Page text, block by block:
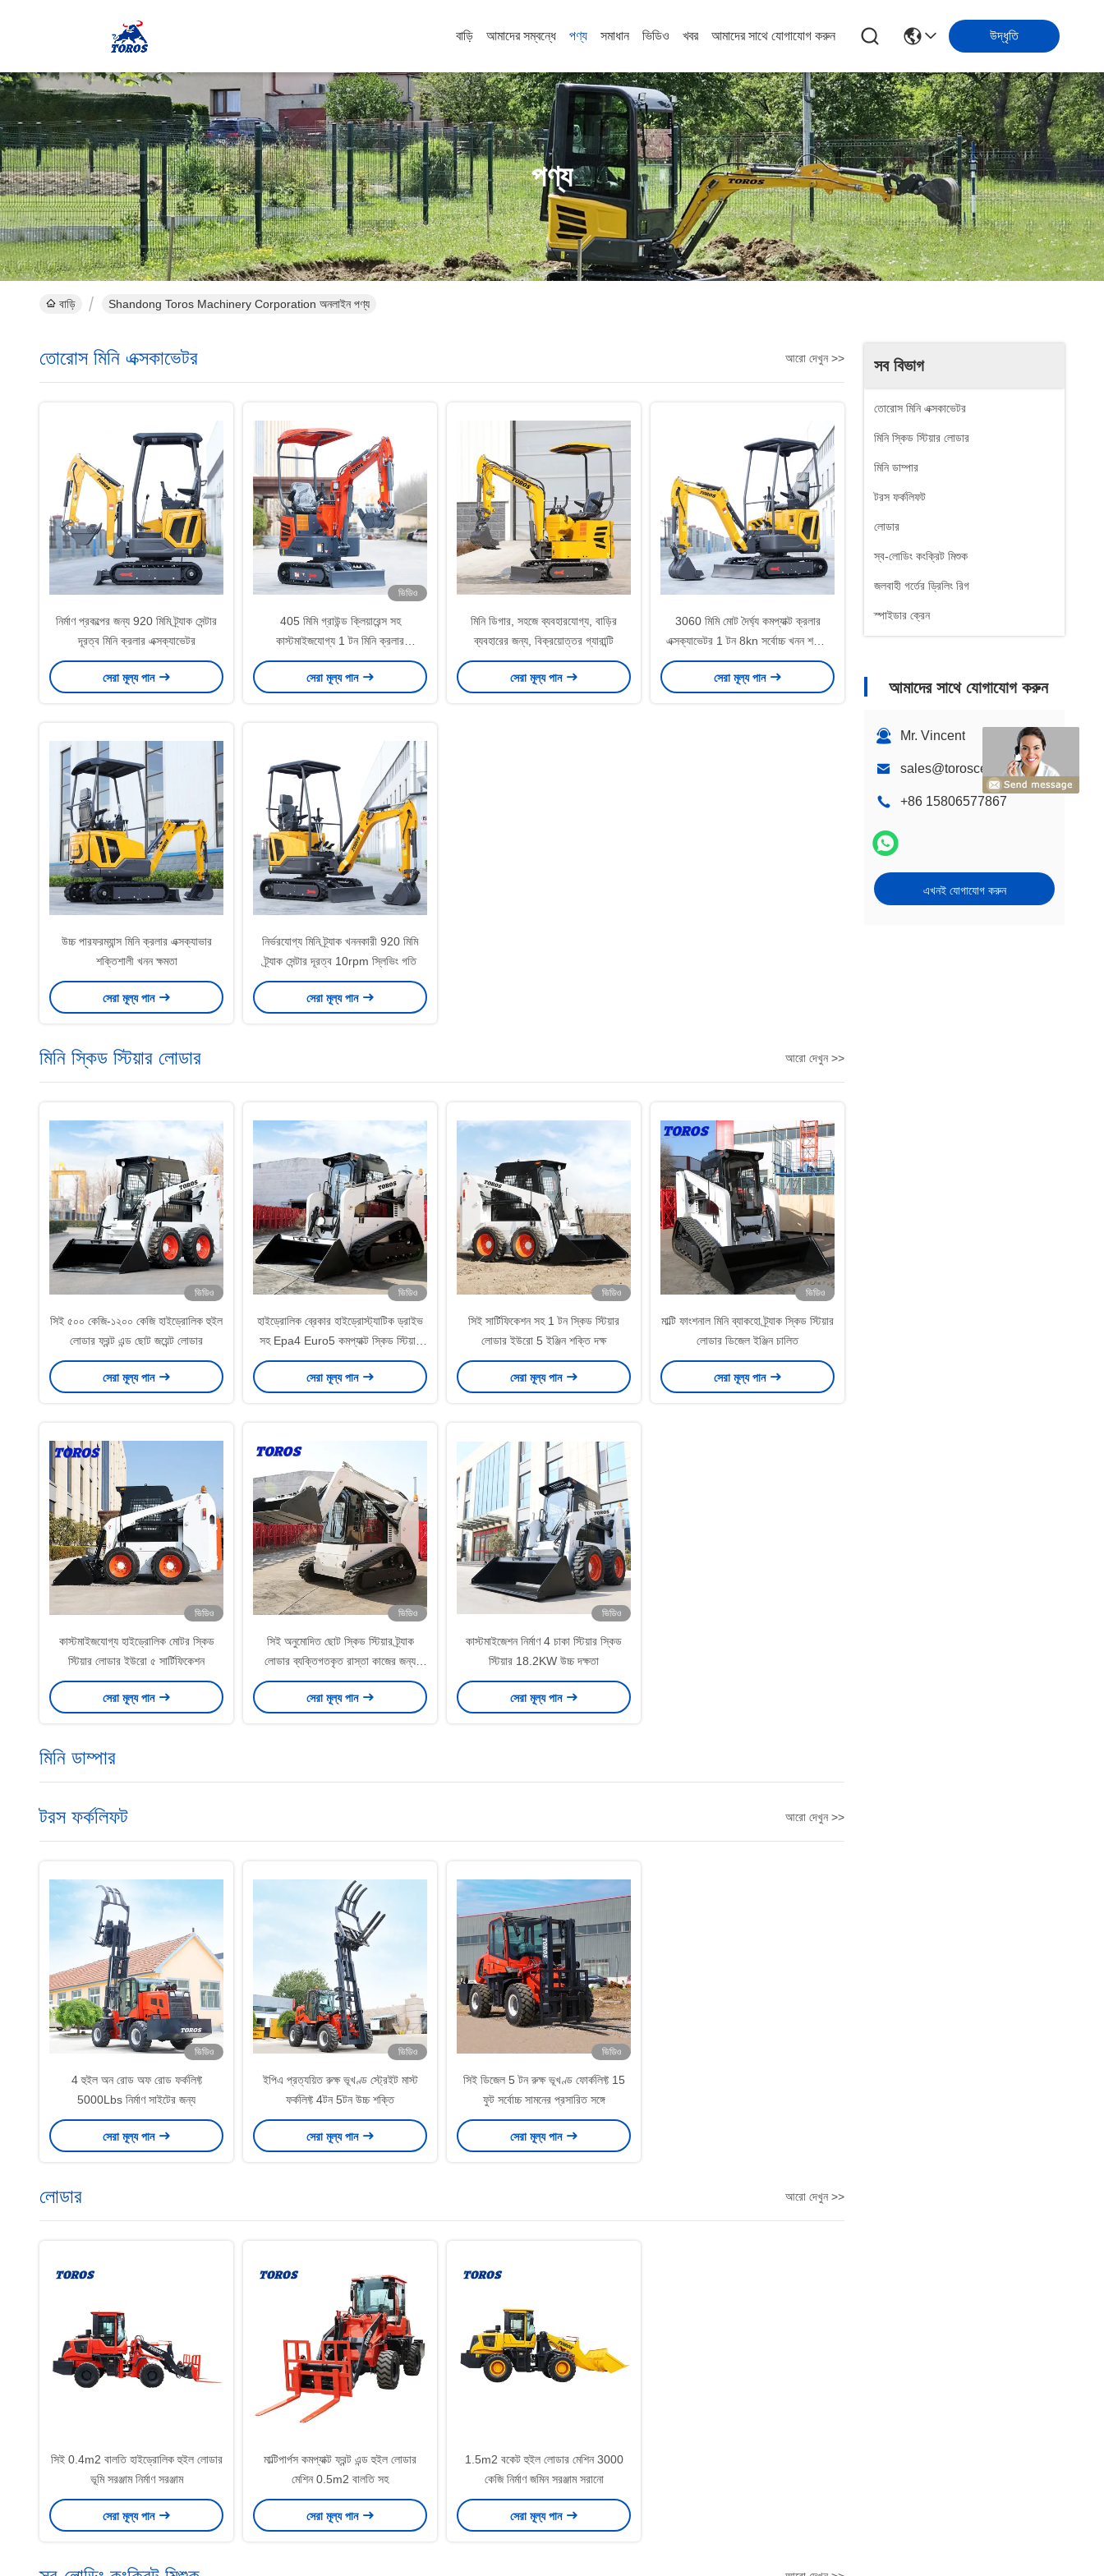
বাড়ি আমাদের সম্বন্ধে পণ্য সমাধান ভিডিও খবর আমাদের সাথে যোগাযোগ করুন উদ্ধৃতি
পণ্য
বাড়ি Shandong Toros Machinery Corporation অনলাইন পণ্য
সব বিভাগ
তোরোস মিনি এক্সকাভেটর
মিনি স্কিড স্টিয়ার লোডার
মিনি ডাম্পার
টরস ফর্কলিফট
লোডার
স্ব-লোডিং কংক্রিট মিশুক
জলবাহী গর্তের ড্রিলিং রিগ
স্পাইডার ক্রেন
আমাদের সাথে যোগাযোগ করুন
Mr. Vincent
sales@torosce.com
+86 15806577867
এখনই যোগাযোগ করুন
তোরোস মিনি এক্সকাভেটর আরো দেখুন >>
নির্মাণ প্রকল্পের জন্য 920 মিমি ট্র্যাক সেন্টার
দূরত্ব মিনি ক্রলার এক্সক্যাভেটর
সেরা মূল্য পান
ভিডিও
405 মিমি গ্রাউন্ড ক্লিয়ারেন্স সহ
কাস্টমাইজযোগ্য 1 টন মিনি ক্রলার
এক্সক্যাভেটর
সেরা মূল্য পান
মিনি ডিগার, সহজে ব্যবহারযোগ্য, বাড়ির
ব্যবহারের জন্য, বিক্রয়োত্তর গ্যারান্টি
সেরা মূল্য পান
3060 মিমি মোট দৈর্ঘ্য কমপ্যাক্ট ক্রলার
এক্সক্যাভেটর 1 টন 8kn সর্বোচ্চ খনন শক্তি
সহ
সেরা মূল্য পান
উচ্চ পারফরম্যান্স মিনি ক্রলার এক্সক্যাভার
শক্তিশালী খনন ক্ষমতা
সেরা মূল্য পান
নির্ভরযোগ্য মিনি ট্র্যাক খননকারী 920 মিমি
ট্র্যাক সেন্টার দূরত্ব 10rpm স্লিভিং গতি
সেরা মূল্য পান
মিনি স্কিড স্টিয়ার লোডার আরো দেখুন >>
ভিডিও
সিই ৫০০ কেজি-১২০০ কেজি হাইড্রোলিক হুইল
লোডার ফ্রন্ট এন্ড ছোট জয়েন্ট লোডার
সেরা মূল্য পান
ভিডিও
হাইড্রোলিক ব্রেকার হাইড্রোস্ট্যাটিক ড্রাইভ
সহ Epa4 Euro5 কমপ্যাক্ট স্কিড স্টিয়ার
লোডার
সেরা মূল্য পান
ভিডিও
সিই সার্টিফিকেশন সহ 1 টন স্কিড স্টিয়ার
লোডার ইউরো 5 ইঞ্জিন শক্তি দক্ষ
সেরা মূল্য পান
ভিডিও
মাল্টি ফাংশনাল মিনি ব্যাকহো ট্র্যাক স্কিড স্টিয়ার
লোডার ডিজেল ইঞ্জিন চালিত
সেরা মূল্য পান
ভিডিও
কাস্টমাইজযোগ্য হাইড্রোলিক মোটর স্কিড
স্টিয়ার লোডার ইউরো ৫ সার্টিফিকেশন
সেরা মূল্য পান
ভিডিও
সিই অনুমোদিত ছোট স্কিড স্টিয়ার ট্র্যাক
লোডার ব্যক্তিগতকৃত রাস্তা কাজের জন্য
উপলব্ধ
সেরা মূল্য পান
ভিডিও
কাস্টমাইজেশন নির্মাণ 4 চাকা স্টিয়ার স্কিড
স্টিয়ার 18.2KW উচ্চ দক্ষতা
সেরা মূল্য পান
মিনি ডাম্পার
টরস ফর্কলিফট আরো দেখুন >>
ভিডিও
4 হুইল অন রোড অফ রোড ফর্কলিফ্ট
5000Lbs নির্মাণ সাইটের জন্য
সেরা মূল্য পান
ভিডিও
ইপিএ প্রত্যয়িত রুক্ষ ভূখণ্ড স্ট্রেইট মাস্ট
ফর্কলিফ্ট 4টন 5টন উচ্চ শক্তি
সেরা মূল্য পান
ভিডিও
সিই ডিজেল 5 টন রুক্ষ ভূখণ্ড ফোর্কলিফ্ট 15
ফুট সর্বোচ্চ সামনের প্রসারিত সঙ্গে
সেরা মূল্য পান
লোডার আরো দেখুন >>
সিই 0.4m2 বালতি হাইড্রোলিক হুইল লোডার
ভূমি সরঞ্জাম নির্মাণ সরঞ্জাম
সেরা মূল্য পান
মাল্টিপার্পস কমপ্যাক্ট ফ্রন্ট এন্ড হুইল লোডার
মেশিন 0.5m2 বালতি সহ
সেরা মূল্য পান
1.5m2 বকেট হুইল লোডার মেশিন 3000
কেজি নির্মাণ জমিন সরঞ্জাম সরানো
সেরা মূল্য পান